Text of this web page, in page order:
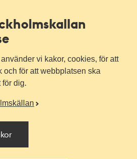
vi kakor, cookies, för att
och för att webbplatsen ska
för dig.